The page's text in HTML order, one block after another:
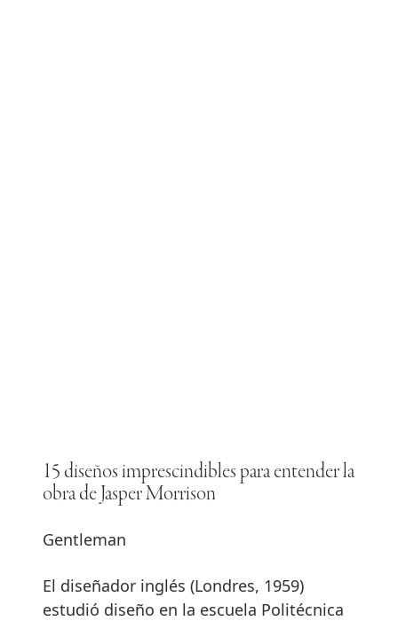
15 diseños imprescindibles para entender la
obra de Jasper Morrison
Gentleman
El diseñador inglés (Londres, 1959)
estudió diseño en la escuela Politécnica